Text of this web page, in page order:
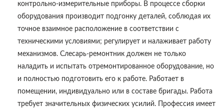
контрольно-измерительные приборы. В процессе сборки
оборудования производит подгонку деталей, соблюдая их
точное взаимное расположение в соответствии с
техническими условиями; регулирует и налаживает работу
механизмов. Слесарь-ремонтник должен не только
наладить и испытать отремонтированное оборудование, но
и полностью подготовить его к работе. Работает в
помещении, индивидуально или в составе бригады. Работа
требует значительных физических усилий. Профессия имеет